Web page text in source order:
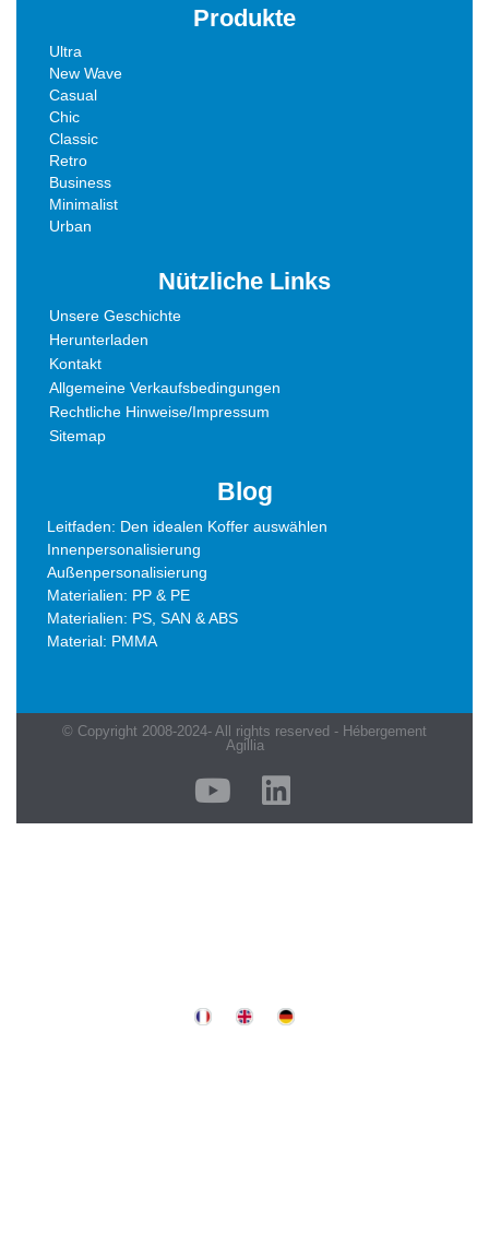
Produkte
Ultra
New Wave
Casual
Chic
Classic
Retro
Business
Minimalist
Urban
Nützliche Links
Unsere Geschichte
Herunterladen
Kontakt
Allgemeine Verkaufsbedingungen
Rechtliche Hinweise/Impressum
Sitemap
Blog
Leitfaden: Den idealen Koffer auswählen
Innenpersonalisierung
Außenpersonalisierung
Materialien: PP & PE
Materialien: PS, SAN & ABS
Material: PMMA
© Copyright 2008-2024- All rights reserved - Hébergement
Agillia